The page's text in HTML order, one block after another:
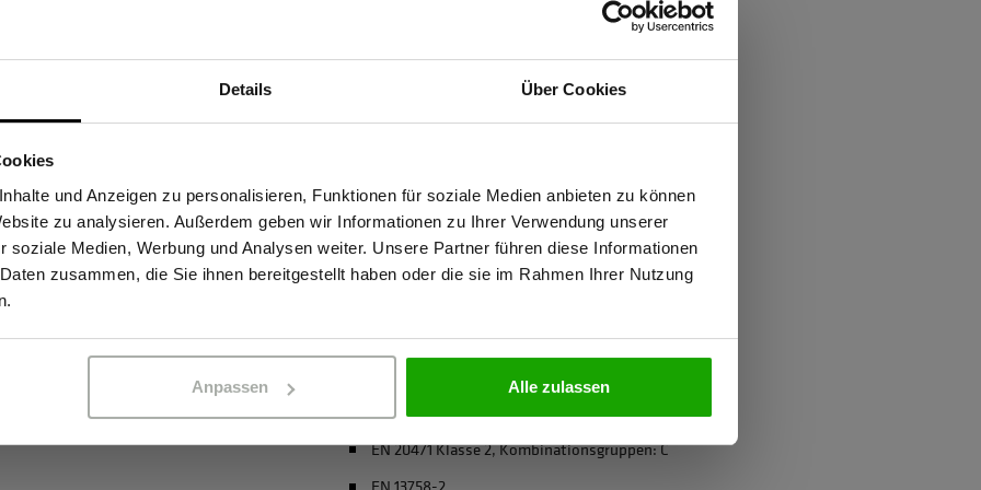
Details Über Cookies
und Anzeigen zu personalisieren, Funktionen für soziale Medien anbieten zu können
zu analysieren. Außerdem geben wir Informationen zu Ihrer Verwendung unserer
soziale Medien, Werbung und Analysen weiter. Unsere Partner führen diese Informationen
zusammen, die Sie ihnen bereitgestellt haben oder die sie im Rahmen Ihrer Nutzung
Anpassen Alle zulassen
hohe Sichtbarkeit mit
im Freien. Das leichte
Feuchtigkeit vom Körper
integrierte UV-Schutz (UPF
Ausrüstung hält
eine insektizide Wirkung
und pflegeleicht - der
Einsätze, bei denen
Coolmax® (kühlend)
recycelter Polyester
EN 20471 Klasse 2, Kombinationsgruppen: C
Sind Sie Gewerbetreibender?
dass ich Gewerbetreibender bin. Alle Preise werden netto ausgewiesen.
PRIVATPERSON